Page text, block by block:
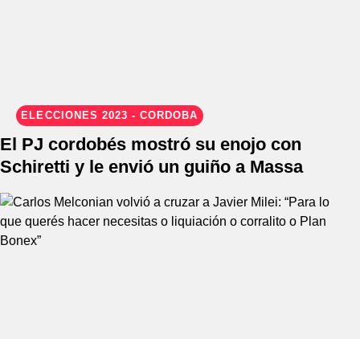
ELECCIONES 2023 - CÓRDOBA
El PJ cordobés mostró su enojo con
Schiretti y le envió un guiño a Massa